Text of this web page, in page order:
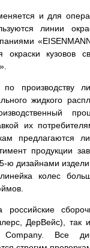
и для
линии
кузовов
производству
жидкого
их
предлагаются
продукции
ю дизайнами
колес
ДерВейс), так
Все